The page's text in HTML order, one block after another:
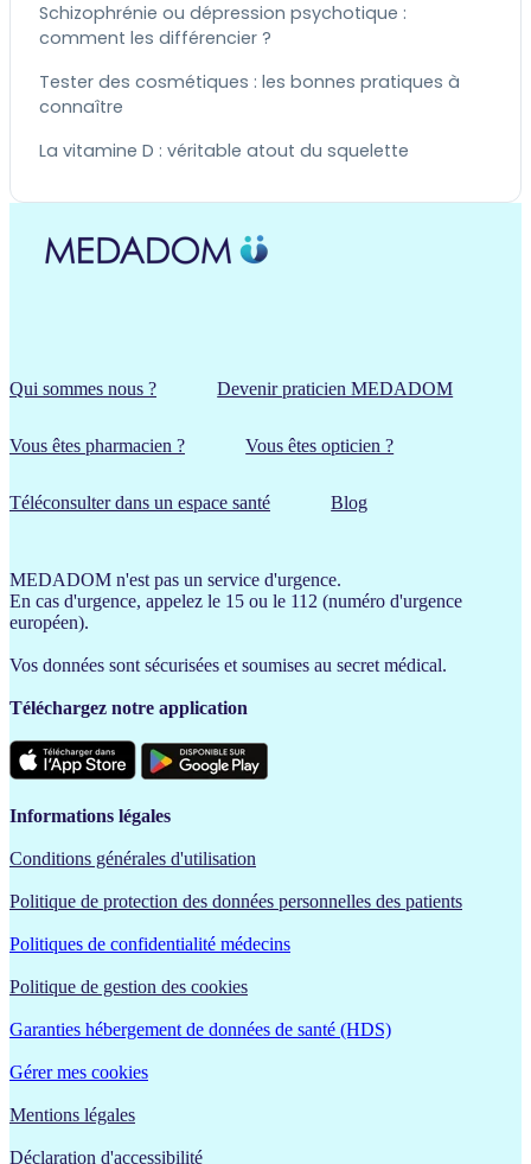
Schizophrénie ou dépression psychotique :
comment les différencier ?
Tester des cosmétiques : les bonnes pratiques à
connaître
La vitamine D : véritable atout du squelette
Qui sommes nous ? Devenir praticien MEDADOM
Vous êtes pharmacien ? Vous êtes opticien ?
Téléconsulter dans un espace santé Blog
MEDADOM n'est pas un service d'urgence.
En cas d'urgence, appelez le 15 ou le 112 (numéro d'urgence
européen).
Vos données sont sécurisées et soumises au secret médical.
Téléchargez notre application
Informations légales
Conditions générales d'utilisation
Politique de protection des données personnelles des patients
Politiques de confidentialité médecins
Politique de gestion des cookies
Garanties hébergement de données de santé (HDS)
Gérer mes cookies
Mentions légales
Déclaration d'accessibilité